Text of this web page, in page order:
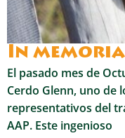
In
El pasado mes de
Cerdo Glenn, uno de
representativos del
AAP. Este ingenioso